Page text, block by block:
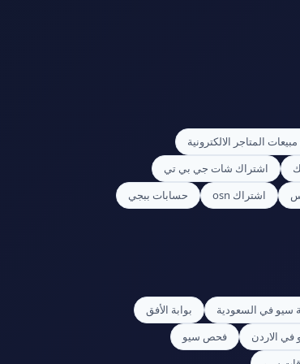
المتاجر الالكترونية
اشتراك شات جي بي تي
اشتراك osn
حسابات ببجي
في السعودية
بوابة الأفق
في الاردن
فحص سيو